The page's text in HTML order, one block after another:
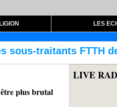
LES
de Sonatel contre-
plus brutal
LIVE